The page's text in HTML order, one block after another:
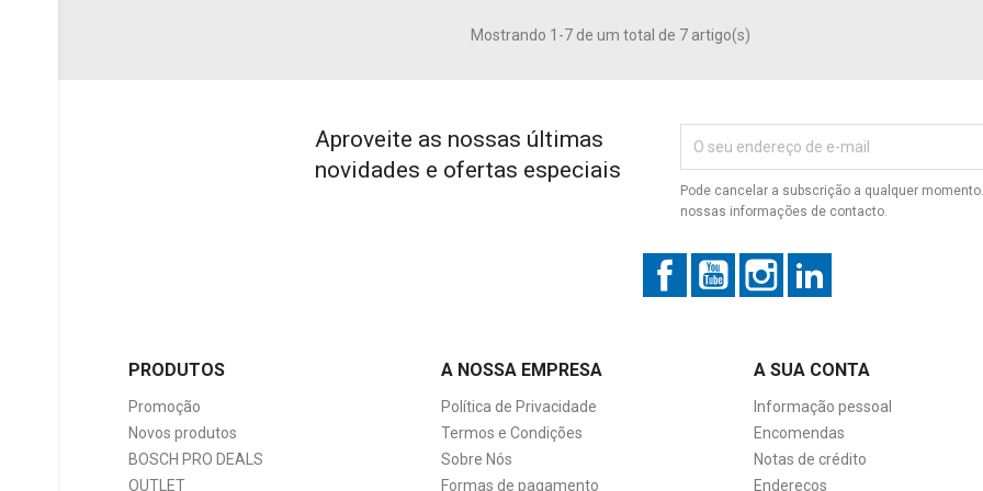
Mostrando 1-7 de um total de 7 artigo(s)
Aproveite as nossas últimas
novidades e ofertas especiais
Pode cancelar a subscrição a qualquer
nossas informações de contacto.
FacebookYouTubeInstagram
PRODUTOS
Promoção
Novos produtos
BOSCH PRO DEALS
OUTLET
A NOSSA EMPRESA
Política de Privacidade
Termos e Condições
Sobre Nós
Formas de pagamento
A SUA CONTA
Informação pessoal
Encomendas
Notas de crédito
Endereços